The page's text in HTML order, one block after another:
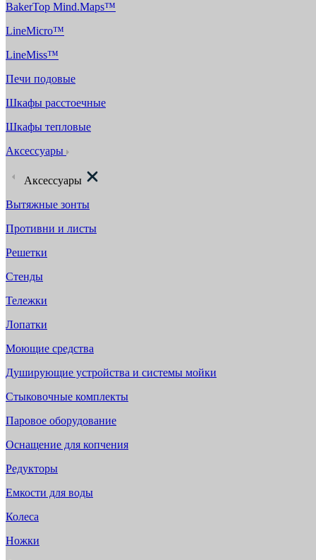
BakerTop Mind.Maps™
LineMicro™
LineMiss™
Печи подовые
Шкафы расстоечные
Шкафы тепловые
Аксессуары
Аксессуары
Вытяжные зонты
Противни и листы
Решетки
Стенды
Тележки
Лопатки
Моющие средства
Душирующие устройства и системы мойки
Стыковочные комплекты
Паровое оборудование
Оснащение для копчения
Редукторы
Емкости для воды
Колеса
Ножки